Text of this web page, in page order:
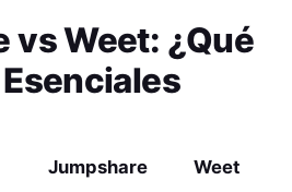
vsWeet: ¿Qué
Jumpshare Weet